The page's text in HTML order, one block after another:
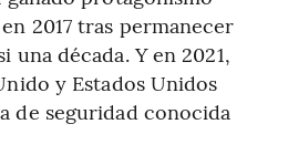
2017 tras permanecer
una década. Y en 2021,
y Estados Unidos
de seguridad conocida